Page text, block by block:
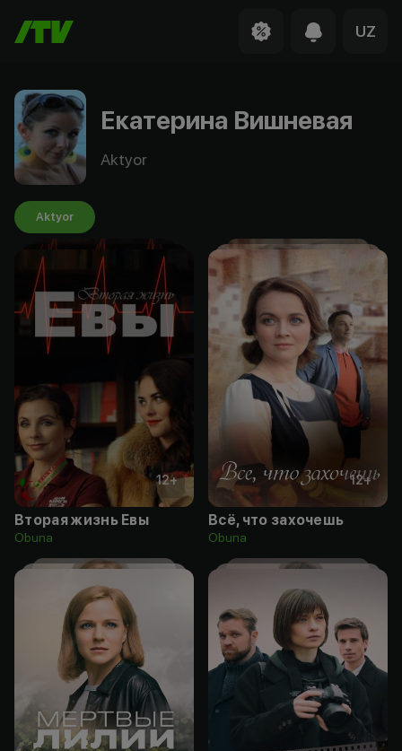
UZ
Екатерина Вишневая
Aktyor
Aktyor
12+
Вторая жизнь Евы
Obuna
12+
Всё, что захочешь
Obuna